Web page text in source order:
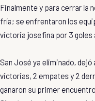
Finalmente y para cerrar la
fría; se enfrentaron los
victoria josefina por 3 goles a
San José ya eliminado,
victorias, 2 empates y 2
ganaron su primer